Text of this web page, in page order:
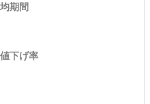
期間
下げ率